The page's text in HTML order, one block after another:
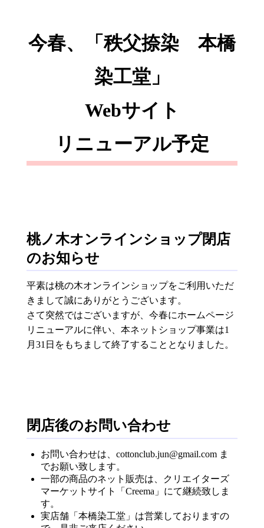
今春、「秩父捺染 本橋
染工堂」
Webサイト
リニューアル予定
桃ノ木オンラインショップ閉店
のお知らせ
平素は桃の木オンラインショップをご利用いただ
きまして誠にありがとうございます。
さて突然ではございますが、今春にホームページ
リニューアルに伴い、本ネットショップ事業は1
月31日をもちまして終了することとなりました。
閉店後のお問い合わせ
お問い合わせは、cottonclub.jun@gmail.com ま
でお願い致します。
一部の商品のネット販売は、クリエイターズ
マーケットサイト「Creema」にて継続致しま
す。
実店舗「本橋染工堂」は営業しておりますの